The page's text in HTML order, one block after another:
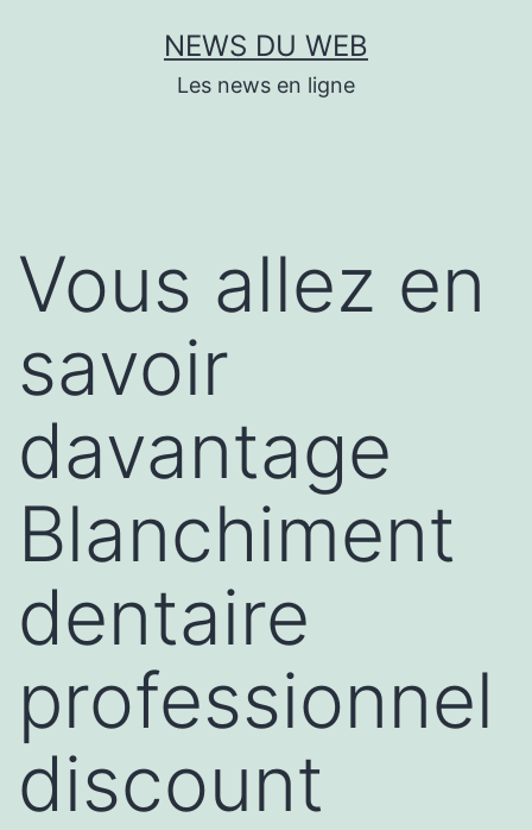
NEWS DU WEB
Les news en ligne
Vous allez en
savoir
davantage
Blanchiment
dentaire
professionnel
discount